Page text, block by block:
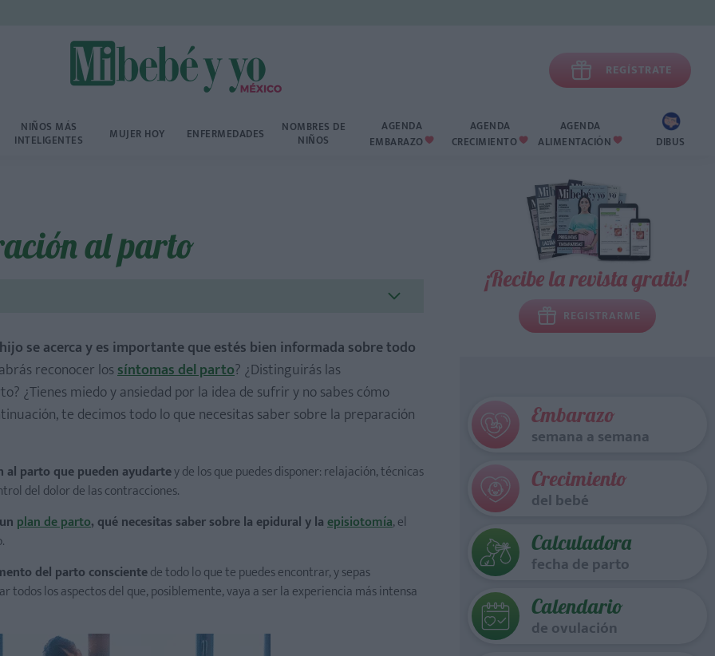
 REGÍSTRATE
NIÑOS MÁS
INTELIGENTES MUJER HOY ENFERMEDADES NOMBRES DE
NIÑOS
AGENDA
EMBARAZO 
AGENDA
CRECIMIENTO 
AGENDA
ALIMENTACIÓN  DIBUS
al parto
al parto
se acerca y es importante que estés bien informada sobre todo
reconocer lossíntomas del parto? ¿Distinguirás las
¿Tienes miedo y ansiedad por la idea de sufrir y no sabes cómo
te decimos todo lo que necesitas saber sobre la preparación
al parto que pueden ayudartey de los que puedes disponer: relajación, técnicas
del dolor de las contracciones.
plan de parto, qué necesitas saber sobre la epidural y laepisiotomía, el
del parto conscientede todo lo que te puedes encontrar, y sepas
los aspectos del que, posiblemente, vaya a ser la experiencia más intensa
¡Recibe la revista gratis!
REGISTRARME
Embarazo
semana a semana
Crecimiento
del bebé
Calculadora
fecha de parto
Calendario
de ovulación